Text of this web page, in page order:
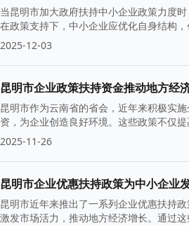
当昆明市加大政府扶持中小企业政策力度
在政策支持下，中小企业应优化自身结构
的重要机遇。
2025-12-03
昆明市企业政策扶持资金推动地方经
昆明市作为云南省的省会，近年来积极实
资，为企业创造良好环境。这些政策不仅
2025-11-26
昆明市企业优惠扶持政策为中小企业
昆明市近年来推出了一系列企业优惠扶持
激发市场活力，推动地方经济增长。通过